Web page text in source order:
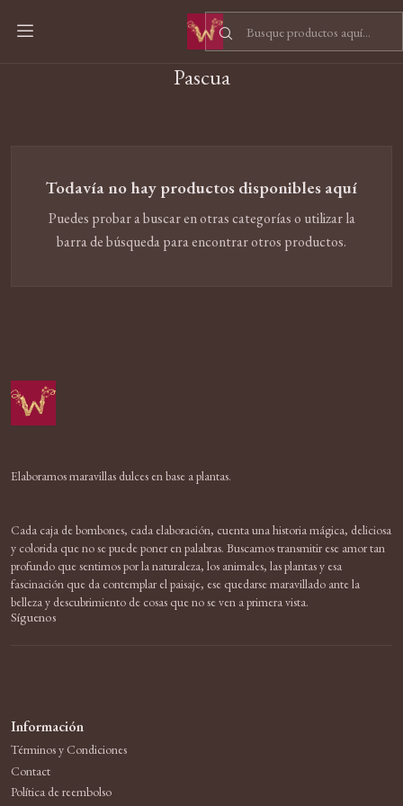
Inicio Pascua
Pascua
Todavía no hay productos disponibles aquí
Puedes probar a buscar en otras categorías o utilizar la
barra de búsqueda para encontrar otros productos.
Elaboramos maravillas dulces en base a plantas.
Cada caja de bombones, cada elaboración, cuenta una historia mágica, deliciosa
y colorida que no se puede poner en palabras. Buscamos transmitir ese amor tan
profundo que sentimos por la naturaleza, los animales, las plantas y esa
fascinación que da contemplar el paisaje, ese quedarse maravillado ante la
belleza y descubrimiento de cosas que no se ven a primera vista.
Síguenos
Información
Términos y Condiciones
Contact
Política de reembolso